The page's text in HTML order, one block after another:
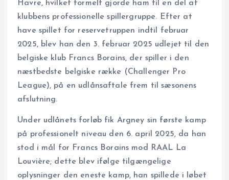
Havre, hvilket formelt gjorde ham til en del af
klubbens professionelle spillergruppe. Efter at
have spillet for reservetruppen indtil februar
2025, blev han den 3. februar 2025 udlejet til den
belgiske klub Francs Borains, der spiller i den
næstbedste belgiske række (Challenger Pro
League), på en udlånsaftale frem til sæsonens
afslutning.
Under udlånets forløb fik Argney sin første kamp
på professionelt niveau den 6. april 2025, da han
stod i mål for Francs Borains mod RAAL La
Louvière; dette blev ifølge tilgængelige
oplysninger den eneste kamp, han spillede i løbet